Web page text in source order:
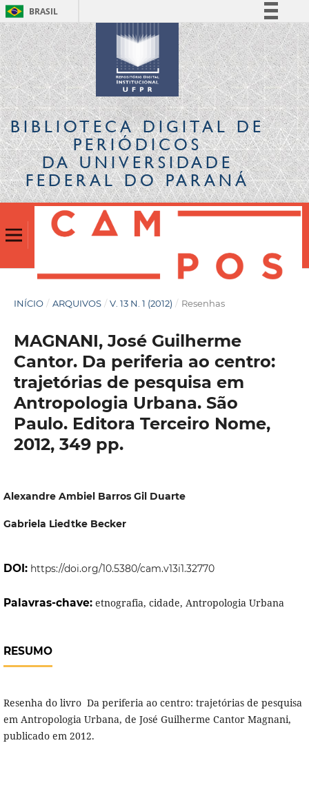
BRASIL
Simplifique!
Comunica BR
Participe
Acesso à informação
Legislação
Canais
BIBLIOTECA DIGITALDE
PERIÓDICOS
DA UNIVERSIDADE
FEDERAL DO PARANÁ
INÍCIO / ARQUIVOS / V. 13 N. 1 (2012) / Resenhas
MAGNANI, José Guilherme
Cantor. Da periferia ao centro:
trajetórias de pesquisa em
Antropologia Urbana. São
Paulo. Editora Terceiro Nome,
2012, 349 pp.
Alexandre Ambiel Barros Gil Duarte
Gabriela Liedtke Becker
DOI: https://doi.org/10.5380/cam.v13i1.32770
Palavras-chave: etnografia, cidade, Antropologia Urbana
RESUMO
Resenha do livro Da periferia ao centro: trajetórias de pesquisa
em Antropologia Urbana, de José Guilherme Cantor Magnani,
publicado em 2012.